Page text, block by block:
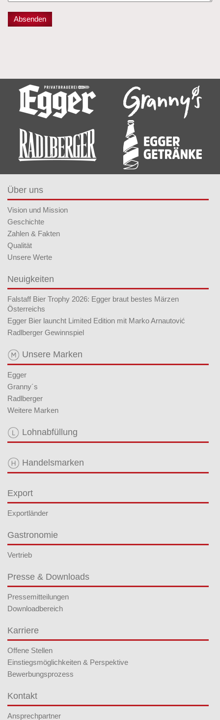
Über uns
Vision und Mission
Geschichte
Zahlen & Fakten
Qualität
Unsere Werte
Neuigkeiten
Falstaff Bier Trophy 2026: Egger braut bestes Märzen
Österreichs
Egger Bier launcht Limited Edition mit Marko Arnautović
Radlberger Gewinnspiel
Unsere Marken
Egger
Granny´s
Radlberger
Weitere Marken
Lohnabfüllung
Handelsmarken
Export
Exportländer
Gastronomie
Vertrieb
Presse & Downloads
Pressemitteilungen
Downloadbereich
Karriere
Offene Stellen
Einstiegsmöglichkeiten & Perspektive
Bewerbungsprozess
Kontakt
Ansprechpartner